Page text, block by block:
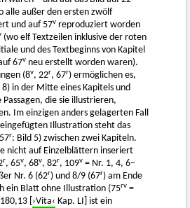
alle außer den ersten zwölf
und auf 57v reproduziert worden
(wo elf Textzeilen inklusive der roten
und des Textbeginns von Kapitel
67v neu erstellt worden waren).
(8v, 22r, 67r) ermöglichen es,
in der Mitte eines Kapitels und
die sie illustrieren,
Im einzigen anders gelagerten Fall
Illustration steht das
r: Bild 5) zwischen zwei Kapiteln.
nicht auf Einzelblättern inseriert
r, 65v, 68v, 82r, 109v = Nr. 1, 4, 6–
Nr. 6 (62r) und 8/9 (67r) am Ende
ein Blatt ohne Illustration (75rv =
[ ›Vita‹ Kap. LI] ist ein